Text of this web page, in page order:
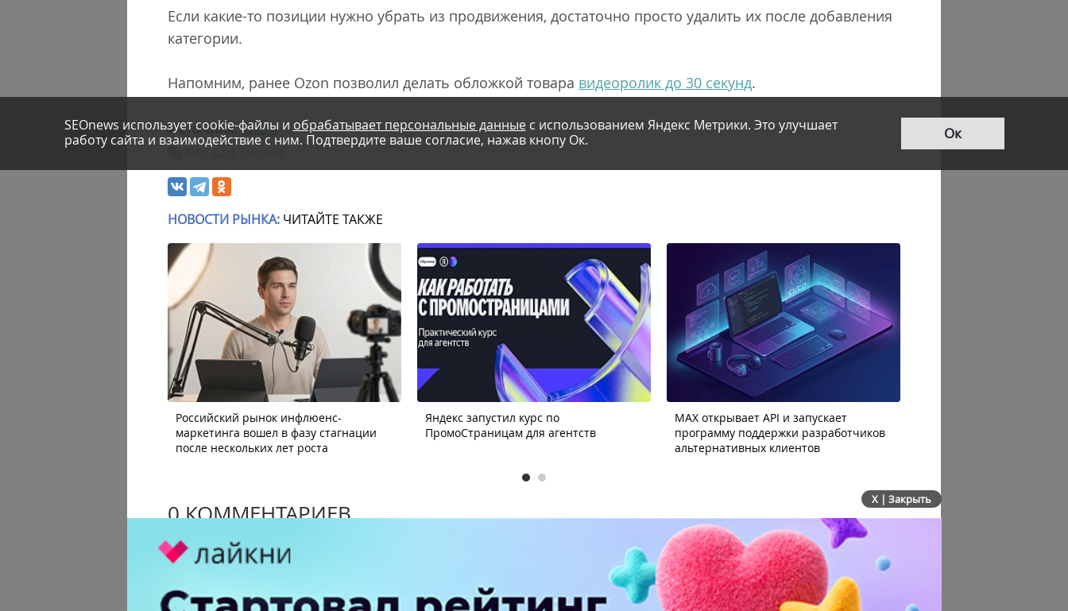
Если какие-то позиции нужно убрать из продвижения, достаточно просто удалить их после добавления
категории.
Напомним, ранее Ozon позволил делать обложкой товара видеоролик до 30 секунд.
Источник:Ozon
SEOnews использует cookie-файлы и обрабатывает персональные данныес использованием Яндекс Метрики. Это улучшает
работу сайта и взаимодействие с ним. Подтвердите ваше согласие, нажав кнопу Ок.
Ок
НОВОСТИ РЫНКА: ЧИТАЙТЕ ТАКЖЕ
Российский рынок инфлюенс-
маркетинга вошел в фазу стагнации
после нескольких лет роста
Яндекс запустил курс по
ПромоСтраницам для агентств
MAX открывает API и запускает
программу поддержки разработчиков
альтернативных клиентов
0 КОММЕНТАРИЕВ
X | Закрыть